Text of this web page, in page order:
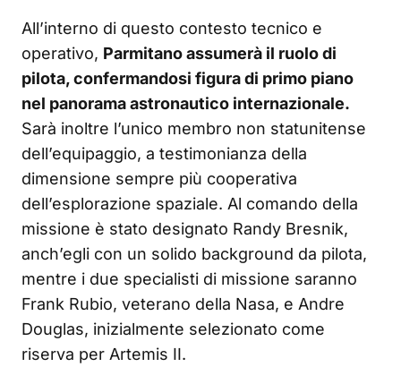
All’interno di questo contesto tecnico e
operativo, Parmitano assumerà il ruolo di
pilota, confermandosi figura di primo piano
nel panorama astronautico internazionale.
Sarà inoltre l’unico membro non statunitense
dell’equipaggio, a testimonianza della
dimensione sempre più cooperativa
dell’esplorazione spaziale. Al comando della
missione è stato designato Randy Bresnik,
anch’egli con un solido background da pilota,
mentre i due specialisti di missione saranno
Frank Rubio, veterano della Nasa, e Andre
Douglas, inizialmente selezionato come
riserva per Artemis II.